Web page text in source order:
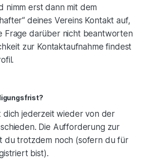
nimm erst dann mit dem
deines Vereins Kontakt auf,
Frage darüber nicht beantworten
zur Kontaktaufnahme findest
dich jederzeit wieder von der
Die Aufforderung zur
du trotzdem noch (sofern du für
bist).